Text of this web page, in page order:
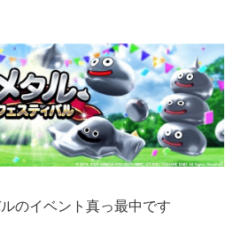
のイベント真っ最中です